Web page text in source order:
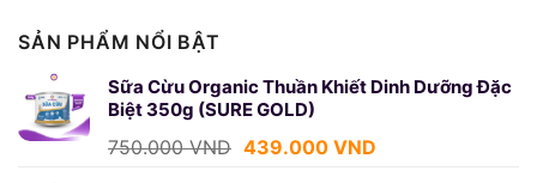
SẢN PHẨM NỔI BẬT
Sữa Cừu Organic Thuần Khiết Dinh Dưỡng Đặc
Biệt 350g (SURE GOLD)
750.000VND Giá
439.000 VNDGiá